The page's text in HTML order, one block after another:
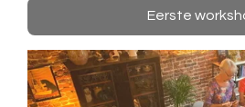
Eerste